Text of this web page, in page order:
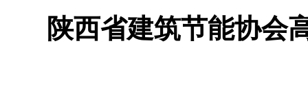
陕西省建筑节能协会